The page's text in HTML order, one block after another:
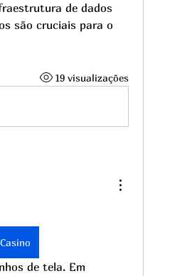
de dados
são cruciais para o
19 visualizações
de tela. Em